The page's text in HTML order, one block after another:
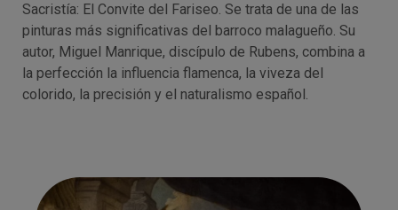
Sacristía: El Convite del Fariseo. Se trata de una de las
pinturas más significativas del barroco malagueño. Su
autor, Miguel Manrique, discípulo de Rubens, combina a
la perfección la influencia flamenca, la viveza del
colorido, la precisión y el naturalismo español.